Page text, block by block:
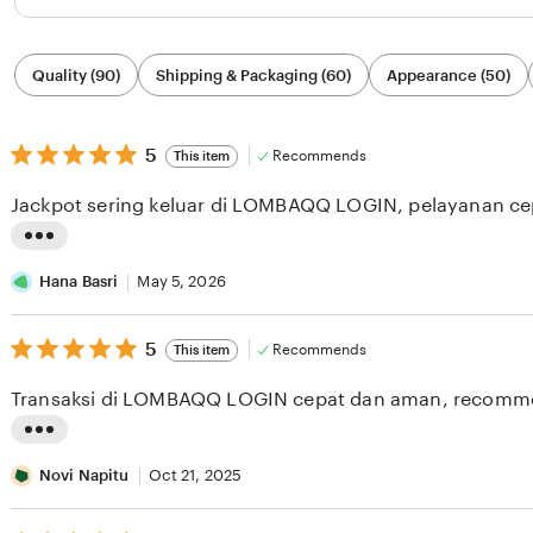
Filter
by
category
Quality (90) Shipping & Packaging (60) Appearance (50)
5
out
5
stars
5 This item Recommends
i
s
t
n
r
e
Jackpot sering keluar di LOMBAQQ LOGIN, pelayanan
Hana Basri May 5, 2026
5
out
5
stars
5 This item Recommends
i
s
Transaksi di LOMBAQQ LOGIN cepat dan aman,
Novi Napitu Oct 21, 2025